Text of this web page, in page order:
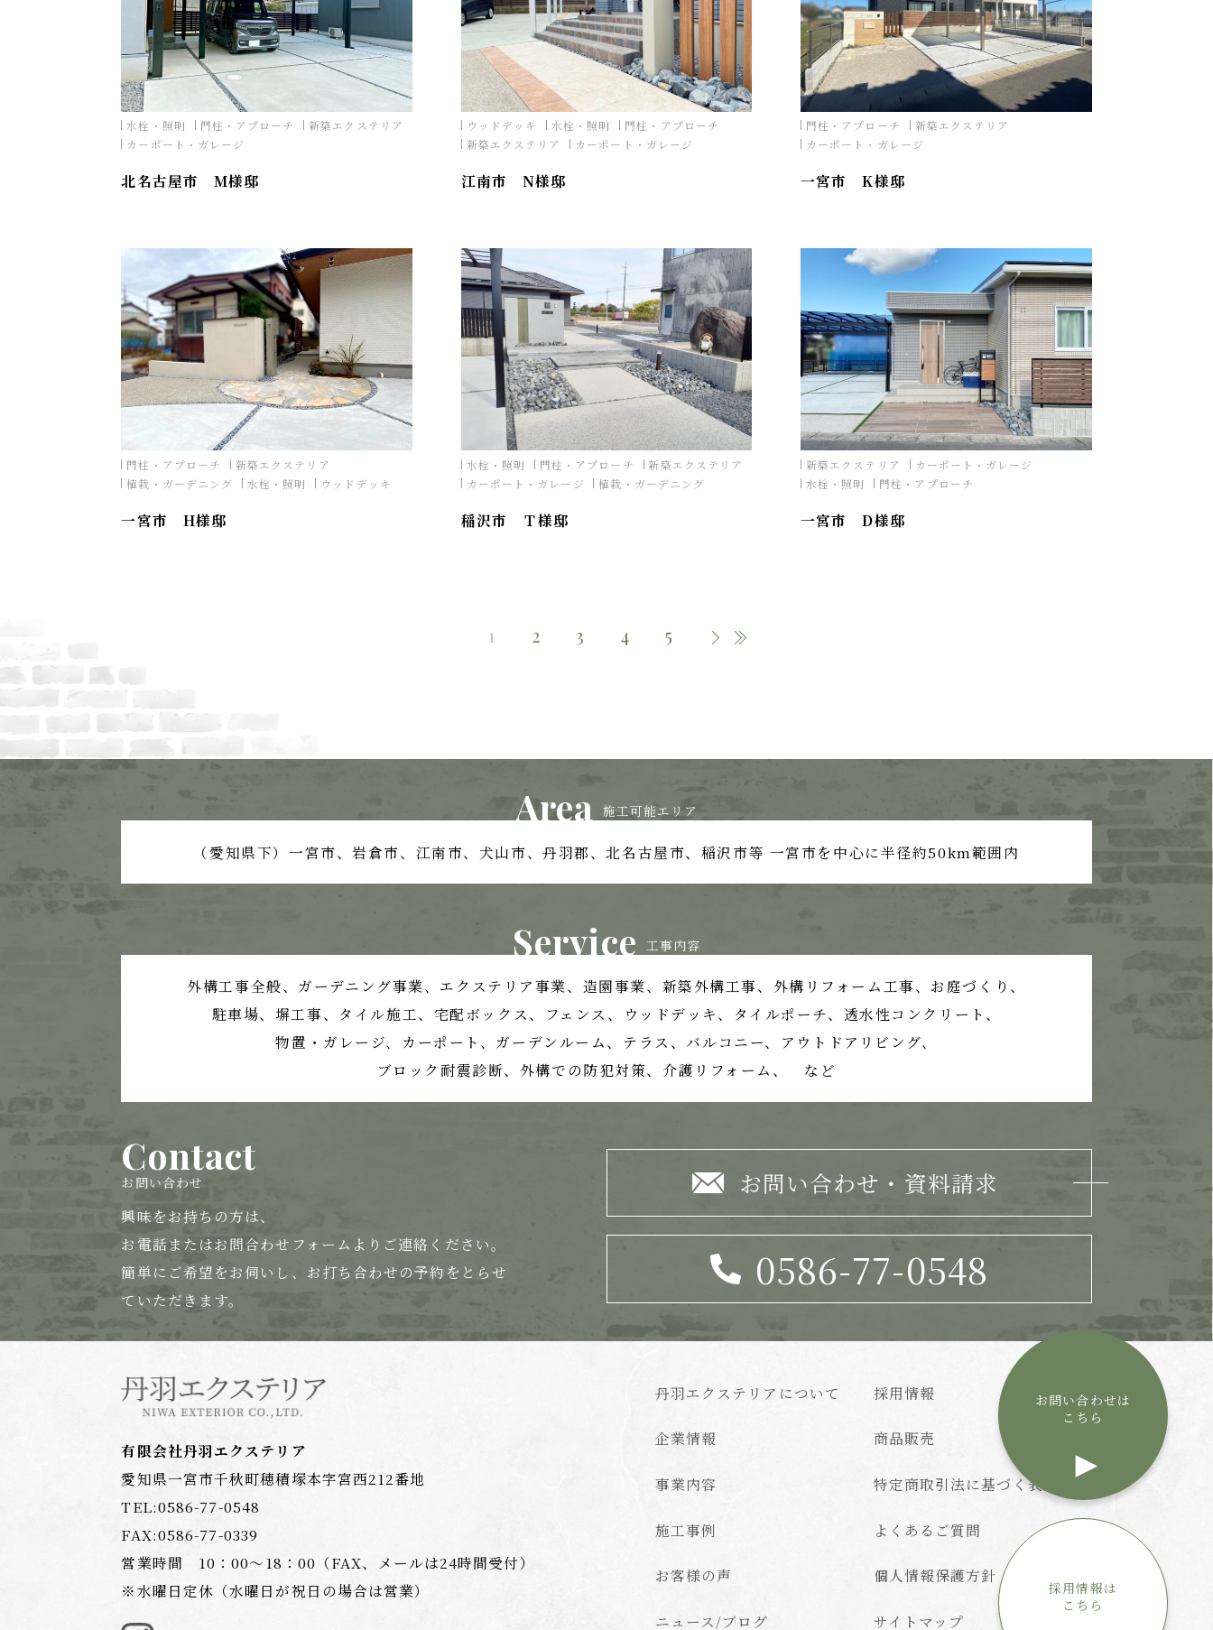
お問い合わせは
こちら
採用情報は
こちら
水栓・照明 門柱・アプローチ
新築エクステリア
カーポート・ガレージ
北名古屋市 M様邸
ウッドデッキ 水栓・照明
門柱・アプローチ
新築エクステリア
カーポート・ガレージ
江南市 N様邸
門柱・アプローチ
新築エクステリア
カーポート・ガレージ
一宮市 K様邸
門柱・アプローチ
新築エクステリア
植栽・ガーデニング
水栓・照明 ウッドデッキ
一宮市 H様邸
水栓・照明 門柱・アプローチ
新築エクステリア
カーポート・ガレージ
植栽・ガーデニング
稲沢市 Ｔ様邸
新築エクステリア
カーポート・ガレージ
水栓・照明
門柱・アプローチ
一宮市 D様邸
1 2 3 4 5
Area 施工可能エリア
（愛知県下）一宮市、岩倉市、江南市、 犬山市、丹羽郡、北名古屋市、稲沢市等 一宮市を中心に半径約50km範囲内
Service 工事内容
外構工事全般、ガーデニング事業、 エクステリア事業、造園事業、 新築外構工事、外構リフォーム工事、 お庭づくり、
駐車場、塀工事、 タイル施工、宅配ボックス、フェンス、 ウッドデッキ、タイルポーチ、 透水性コンクリート、
物置・ガレージ、 カーポート、ガーデンルーム、テラス、バルコニー、アウトドアリビング、
ブロック耐震診断、外構での防犯対策、 介護リフォーム、 など
Contact
お問い合わせ
興味をお持ちの方は、
お電話またはお問合わせフォームよりご連絡ください。
簡単にご希望をお伺いし、お打ち合わせの予約をとらせ
ていただきます。
お問い合わせ・資料請求
0586-77-0548
有限会社丹羽エクステリア
愛知県一宮市千秋町穂積塚本字宮西212番地
TEL:0586-77-0548
FAX:0586-77-0339
営業時間 10：00〜18：00 （FAX、メールは24時間受付）
※水曜日定休（水曜日が祝日の場合は営業）
丹羽エクステリアについて
企業情報
事業内容
施工事例
お客様の声
ニュース/ブログ
採用情報
商品販売
特定商取引法に基づく表記
よくあるご質問
個人情報保護方針
サイトマップ